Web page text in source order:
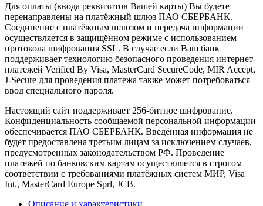
Для оплаты (ввода реквизитов Вашей карты) Вы будете
перенаправлены на платёжный шлюз ПАО СБЕРБАНК.
Соединение с платёжным шлюзом и передача информации
осуществляется в защищённом режиме с использованием
протокола шифрования SSL. В случае если Ваш банк
поддерживает технологию безопасного проведения интернет-
платежей Verified By Visa, MasterCard SecureCode, MIR Accept,
J-Secure для проведения платежа также может потребоваться
ввод специального пароля.
Настоящий сайт поддерживает 256-битное шифрование.
Конфиденциальность сообщаемой персональной информации
обеспечивается ПАО СБЕРБАНК. Введённая информация не
будет предоставлена третьим лицам за исключением случаев,
предусмотренных законодательством РФ. Проведение
платежей по банковским картам осуществляется в строгом
соответствии с требованиями платёжных систем МИР, Visa
Int., MasterCard Europe Sprl, JCB.
Описание и характеристики